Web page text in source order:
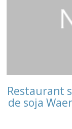
Restaurant
de soja